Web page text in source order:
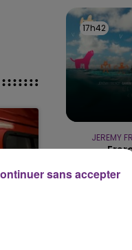
19h15 -
LA
17h42
17h42
JEREMY
sans accepter